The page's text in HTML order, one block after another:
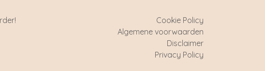
Cookie Policy
Algemene voorwaarden
Disclaimer
Privacy Policy